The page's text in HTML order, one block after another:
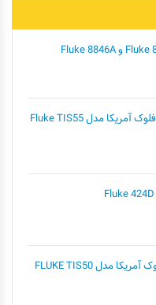
دوربین تصویربرداری حرارتی فلوک آمریکا مدل Fluke TIS55
دوربین حرارتی ،ترموویژن فلوک آمریکا مدل FLUKE TIS50